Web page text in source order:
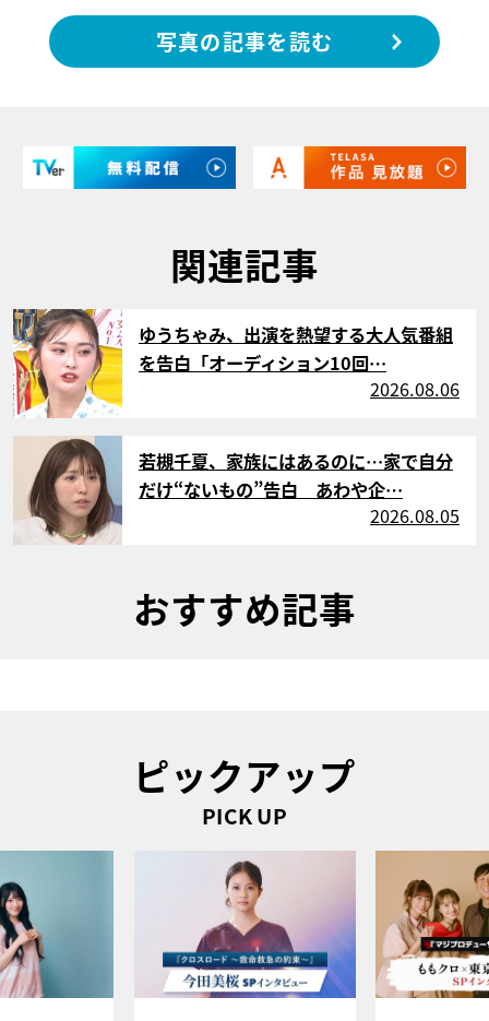
写真の記事を読む
関連記事
サムネイル
ゆうちゃみ、出演を熱望する大人気番組
を告白「オーディション10回…
2026.08.06
サムネイル
若槻千夏、家族にはあるのに…家で自分
だけ“ないもの”告白 あわや企…
2026.08.05
おすすめ記事
ピックアップ
PICK UP